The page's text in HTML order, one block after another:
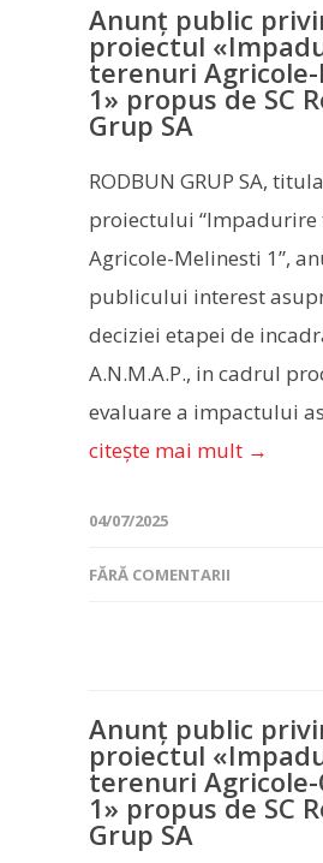
Anunț public
proiectul
terenuri
1» propus de SC
Grup SA
RODBUN GRUP SA,
proiectului “Impadurire
Agricole-Melinesti 1”,
publicului interest
deciziei etapei de
A.N.M.A.P., in cadrul
evaluare a impactului
citește mai mult →
04/07/2025
FĂRĂ COMENTARII
Anunț public
proiectul
terenuri
1» propus de SC
Grup SA